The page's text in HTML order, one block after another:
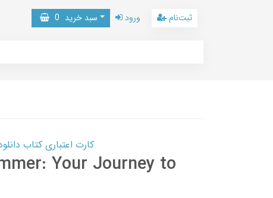
سبد خرید 0 ورود ثبت‌نام
کارت اعتباری کتاب دانلود با 10,000,000 اعتبار دانلود کتاب!
Your Journey to